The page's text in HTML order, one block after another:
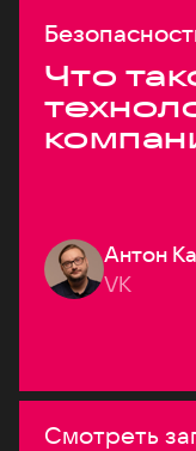
Что
Антон
VK
Смотреть